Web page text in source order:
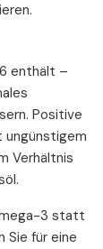
enthält –
Positive
ungünstigem
Verhältnis
3 statt
Sie für eine